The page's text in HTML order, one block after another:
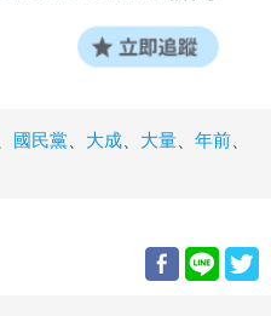
國民黨 大成 大量 年前